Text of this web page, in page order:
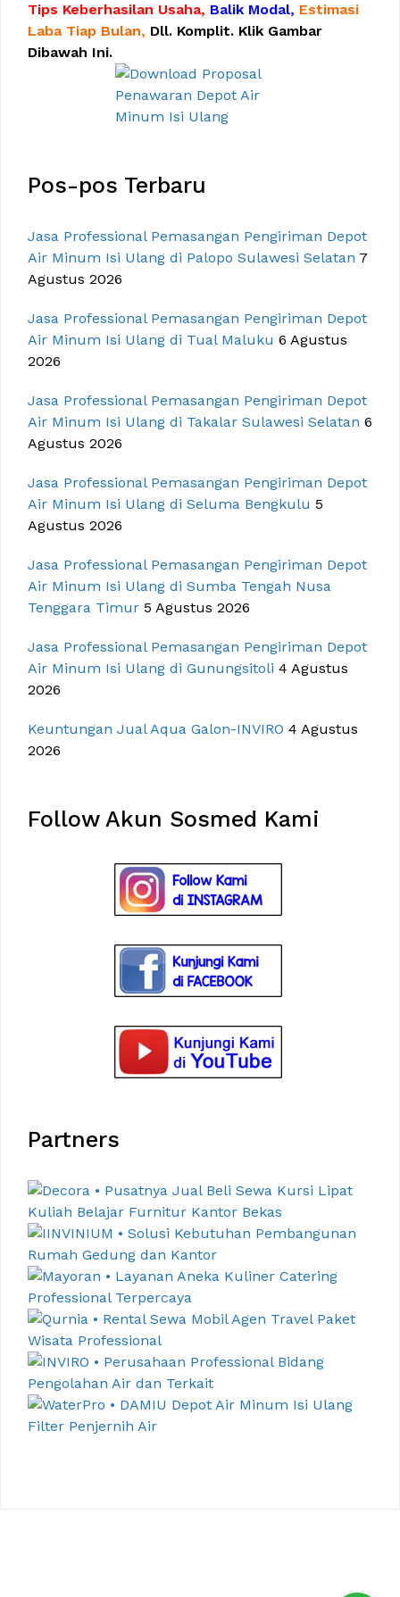
Tips Keberhasilan Usaha, Balik Modal, Estimasi
Laba Tiap Bulan, Dll. Komplit. Klik Gambar
Dibawah Ini.
Pos-pos Terbaru
Jasa Professional Pemasangan Pengiriman Depot
Air Minum Isi Ulang di Palopo Sulawesi Selatan 7
Agustus 2026
Jasa Professional Pemasangan Pengiriman Depot
Air Minum Isi Ulang di Tual Maluku 6 Agustus
2026
Jasa Professional Pemasangan Pengiriman Depot
Air Minum Isi Ulang di Takalar Sulawesi Selatan 6
Agustus 2026
Jasa Professional Pemasangan Pengiriman Depot
Air Minum Isi Ulang di Seluma Bengkulu 5
Agustus 2026
Jasa Professional Pemasangan Pengiriman Depot
Air Minum Isi Ulang di Sumba Tengah Nusa
Tenggara Timur 5 Agustus 2026
Jasa Professional Pemasangan Pengiriman Depot
Air Minum Isi Ulang di Gunungsitoli 4 Agustus
2026
Keuntungan Jual Aqua Galon-INVIRO 4 Agustus
2026
Follow Akun Sosmed Kami
Partners